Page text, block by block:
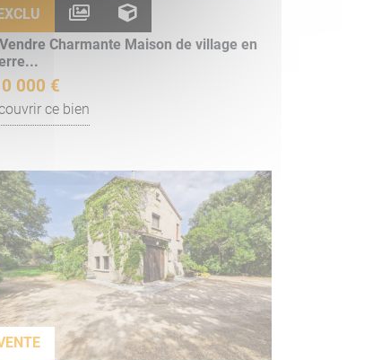
Charmante Maison de village en
000 €
ce bien